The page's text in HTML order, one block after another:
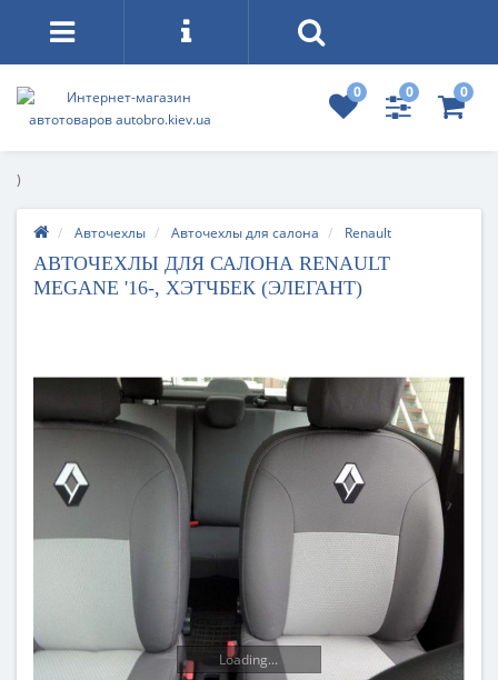
0 0 0
)
Авточехлы Авточехлы для салона Renault
АВТОЧЕХЛЫ ДЛЯ САЛОНА RENAULT
MEGANE '16-, ХЭТЧБЕК (ЭЛЕГАНТ)
Loading...